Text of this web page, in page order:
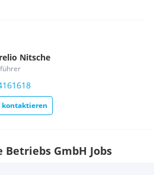
Nitsche
kontaktieren
GmbH Jobs